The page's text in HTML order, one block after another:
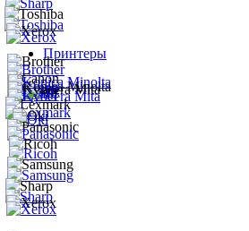
Принтеры